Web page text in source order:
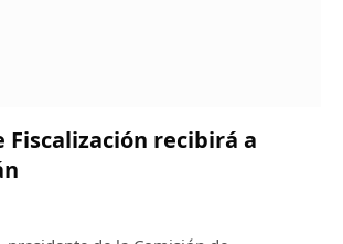
Fiscalización recibirá a